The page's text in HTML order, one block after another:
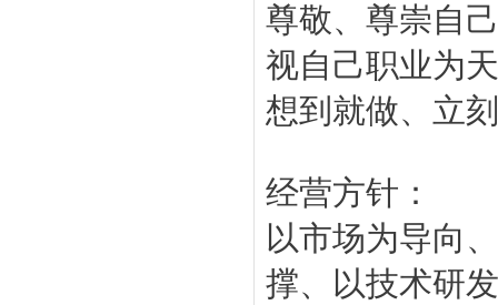
尊敬、尊崇自
视自己职业为
想到就做、立
经营方针：
以市场为导向
撑、以技术研